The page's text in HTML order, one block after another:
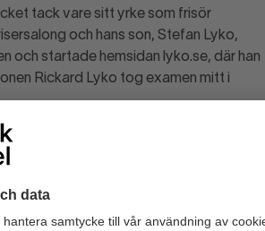
tack vare sitt yrke som frisör
och hans son, Stefan Lyko,
och startade hemsidan lyko.se, där han
Rickard Lyko tog examen mitt i
att få göra det behöver man ha en
han köpte en salong i Stockholm som
Thörnblom, hållbarhets och